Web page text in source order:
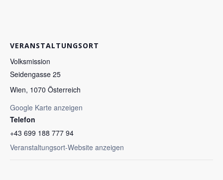
VERANSTALTUNGSORT
Volksmission
Seidengasse 25
Wien, 1070 Österreich
Google Karte anzeigen
Telefon
+43 699 188 777 94
Veranstaltungsort-Website anzeigen